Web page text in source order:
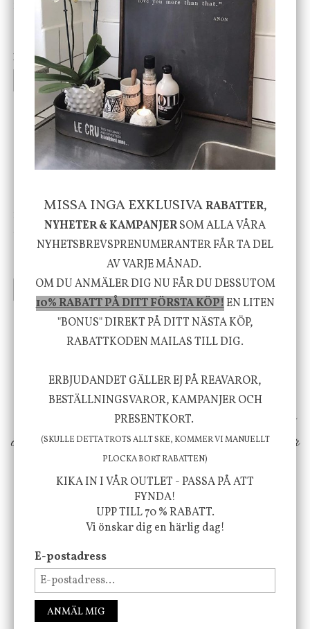
Cloudy kruka mini, vit
199 kr
INFO KÖP
Star Trading
Bordslampa Mushroom
vit, Utomhus
499 kr
INFO KÖP
Skål, Hands marmor
-20%
INFO KÖP
Serveringsfat, Ostron,
Stengods
415 kr
INFO KÖP
Vi vill förmedla känsla, upplevelse och
välbefinnande för dig och ditt hem! Med
inspiration från naturen och dess färgpalett
erbjuder vi omsorgsfullt utvalda produkter som
ökar trivsel i ditt hem och ger det lilla extra för
att öka ditt välmående!
FÖLJ OSS PÅ INSTAGRAM @JBHOME
MISSA INGA EXKLUSIVARABATTER,
NYHETER & KAMPANJERSOM ALLA VÅRA
NYHETSBREVSPRENUMERANTER FÅR TA DEL
AV VARJE MÅNAD.
OM DU ANMÄLER DIG NU FÅR DU DESSUTOM
10% RABATT PÅ DITT FÖRSTA KÖP!EN LITEN
"BONUS" DIREKT PÅ DITT NÄSTA KÖP,
RABATTKODEN MAILAS TILL DIG.
ERBJUDANDET GÄLLER EJ PÅ REAVAROR,
BESTÄLLNINGSVAROR, KAMPANJER OCH
PRESENTKORT.
(SKULLE DETTA TROTS ALLT SKE, KOMMER VI MANUELLT
PLOCKA BORT RABATTEN)
KIKA IN I VÅR OUTLET - PASSA PÅ ATT
FYNDA!
UPP TILL 70 % RABATT.
Vi önskar dig en härlig dag!
E-postadress
ANMÄL MIG